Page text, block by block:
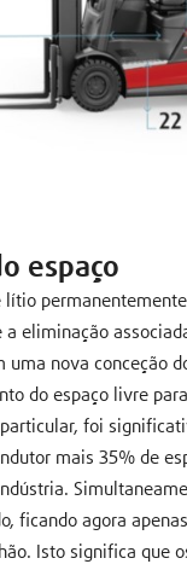
espaço
lítio
a eliminação
uma nova conceção
do espaço livre
foi
mais 35% de
ficando agora
Isto significa que